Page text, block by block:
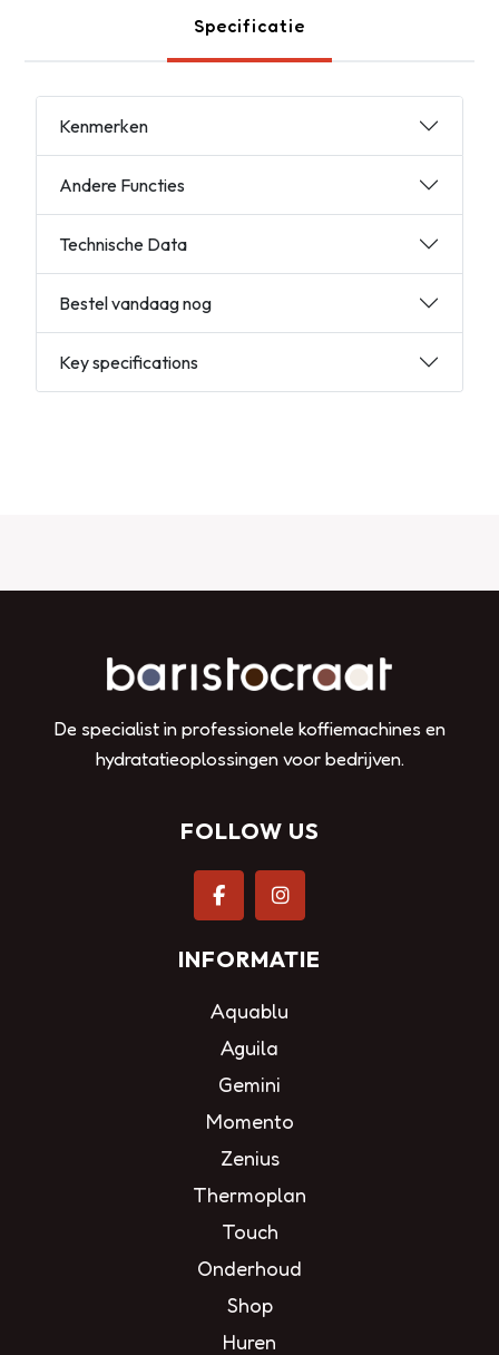
Specificatie
Kenmerken
Andere Functies
Technische Data
Bestel vandaag nog
Key specifications
De specialist in professionele koffiemachines en
hydratatieoplossingen voor bedrijven.
FOLLOW US
INFORMATIE
Aquablu
Aguila
Gemini
Momento
Zenius
Thermoplan
Touch
Onderhoud
Shop
Huren